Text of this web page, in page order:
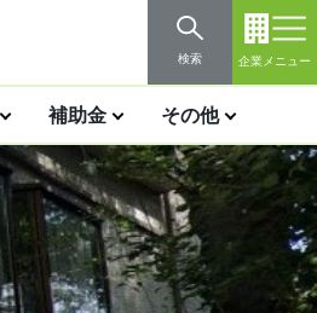
検索 企業メニュー
補助金 その他